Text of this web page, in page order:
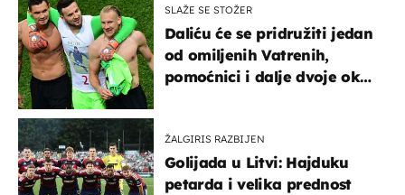
SLAŽE SE STOŽER
Daliću će se pridružiti jedan
od omiljenih Vatrenih,
pomoćnici i dalje dvoje oko
ŽALGIRIS RAZBIJEN
Golijada u Litvi: Hajduku
petarda i velika prednost